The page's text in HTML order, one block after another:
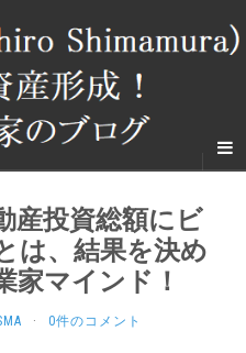
産投資総額にビ
は、結果を決め
家マインド！
· 0件のコメント